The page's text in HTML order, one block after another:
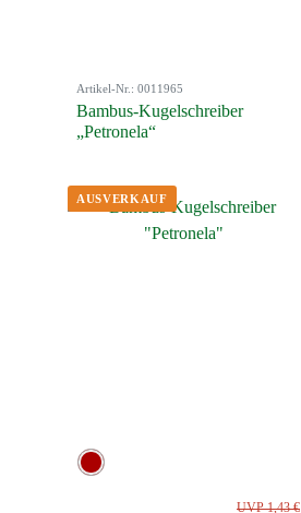
Artikel-Nr.: 0011965
Bambus-Kugelschreiber
„Petronela“
UVP 1,43 €